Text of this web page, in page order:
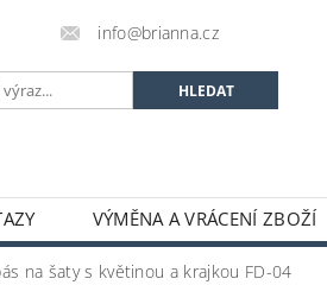
info@brianna.cz
VÝMĚNA A VRÁCENÍ ZBOŽÍ
na šaty s květinou a krajkou FD-04